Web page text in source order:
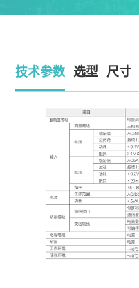
技术参数 选型 尺寸